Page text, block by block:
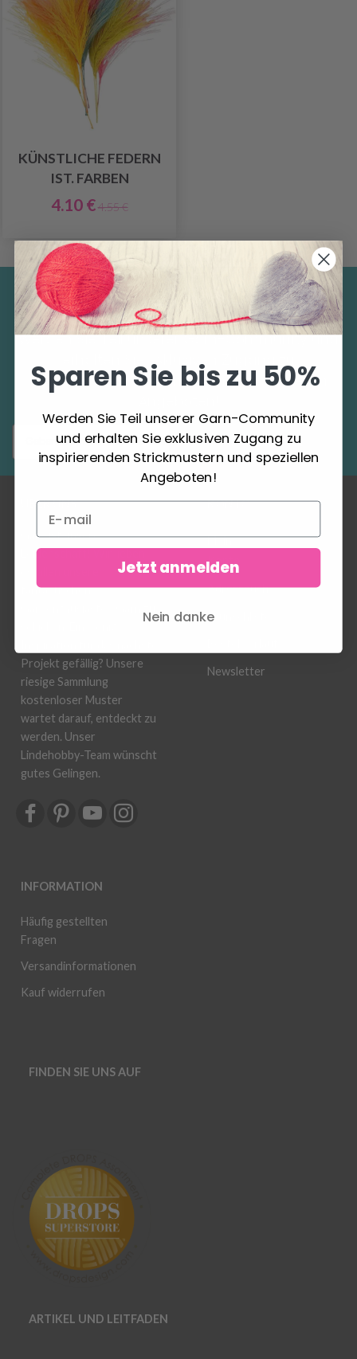
KÜNSTLICHE FEDERN
IST. FARBEN
4.10 € 4.55 €
Sparen Sie bis zu 50%
Werden Sie Teil unserer Garn-Community und
erhalten Sie exklusiven Zugang zu
inspirierenden Strickmustern und speziellen
Abonnieren
ÜBER UNS
Garn ist unsere
Leidenschaft! Wir lieben
fantastischen
Projekt gefällig? Unsere
riesige Sammlung
kostenloser Muster
wartet darauf, entdeckt zu
werden. Unser
Lindehobby-Team wünscht
gutes Gelingen.
INFORMATION
Häufig gestellten
Fragen
Versandinformationen
Kauf widerrufen
KONTO
Mein
Konto
Adressbuch
Wunschliste
Newsletter
FINDEN SIE UNS AUF
ARTIKEL UND LEITFADEN
Sparen Sie bis zu 50%
Werden Sie Teil unserer Garn-Community
und erhalten Sie exklusiven Zugang zu
inspirierenden Strickmustern und speziellen
Angeboten!
Jetzt anmelden
Nein danke